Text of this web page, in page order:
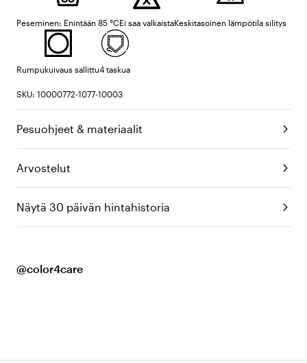
Peseminen: Enintään 85 °CEi saa valkaistaKeskitasoinen lämpötila silitys
Rumpukuivaus sallittu4 taskua
SKU: 10000772-1077-10003
Pesuohjeet & materiaalit
Arvostelut
Näytä 30 päivän hintahistoria
@color4care